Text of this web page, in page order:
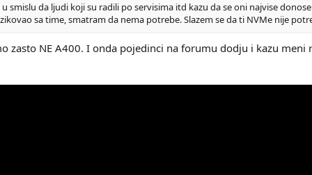
u smislu da ljudi koji su radili po servisima itd kazu da se oni najvise
sa time, smatram da nema potrebe. Slazem se da ti NVMe nije
zasto NE A400. I onda pojedinci na forumu dodju i kazu